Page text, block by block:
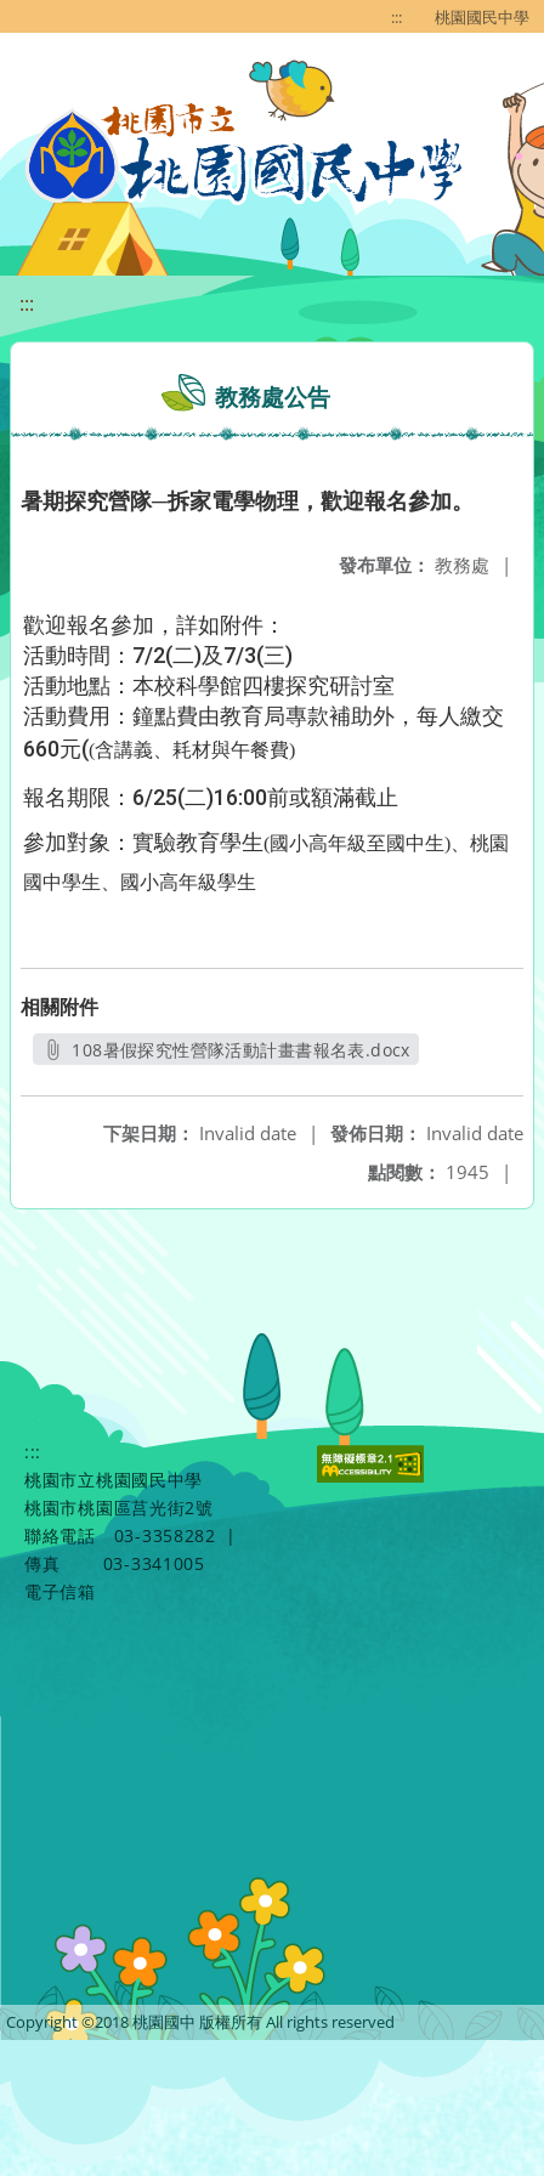
::: 桃園國民中學
:::
教務處公告
暑期探究營隊─拆家電學物理，歡迎報名參加。
發布單位： 教務處 |
歡迎報名參加，詳如附件：
活動時間：7/2(二)及7/3(三)
活動地點：本校科學館四樓探究研討室
活動費用：鐘點費由教育局專款補助外，每人繳交
660元((含講義、耗材與午餐費)
報名期限：6/25(二)16:00前或額滿截止
參加對象：實驗教育學生(國小高年級至國中生) 、桃園
國中學生、國小高年級學生
相關附件
108暑假探究性營隊活動計畫書報名表.docx
發佈日期： Invalid date
下架日期： Invalid date
|
點閱數： 1945 |
:::
桃園市立桃園國民中學
桃園市桃園區莒光街2號
聯絡電話
03-3358282
|
傳真
03-3341005
電子信箱
Copyright ©2018 桃園國中 版權所有 All rights reserved